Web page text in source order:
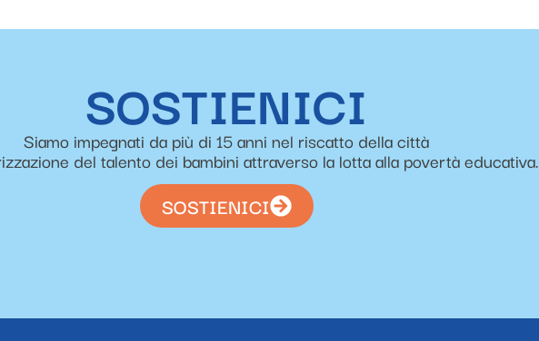
SOSTIENICI
Siamo impegnati da più di 15 anni nel riscatto della città
del talento dei bambini attraverso la lotta alla povertà educativa.
SOSTIENICI